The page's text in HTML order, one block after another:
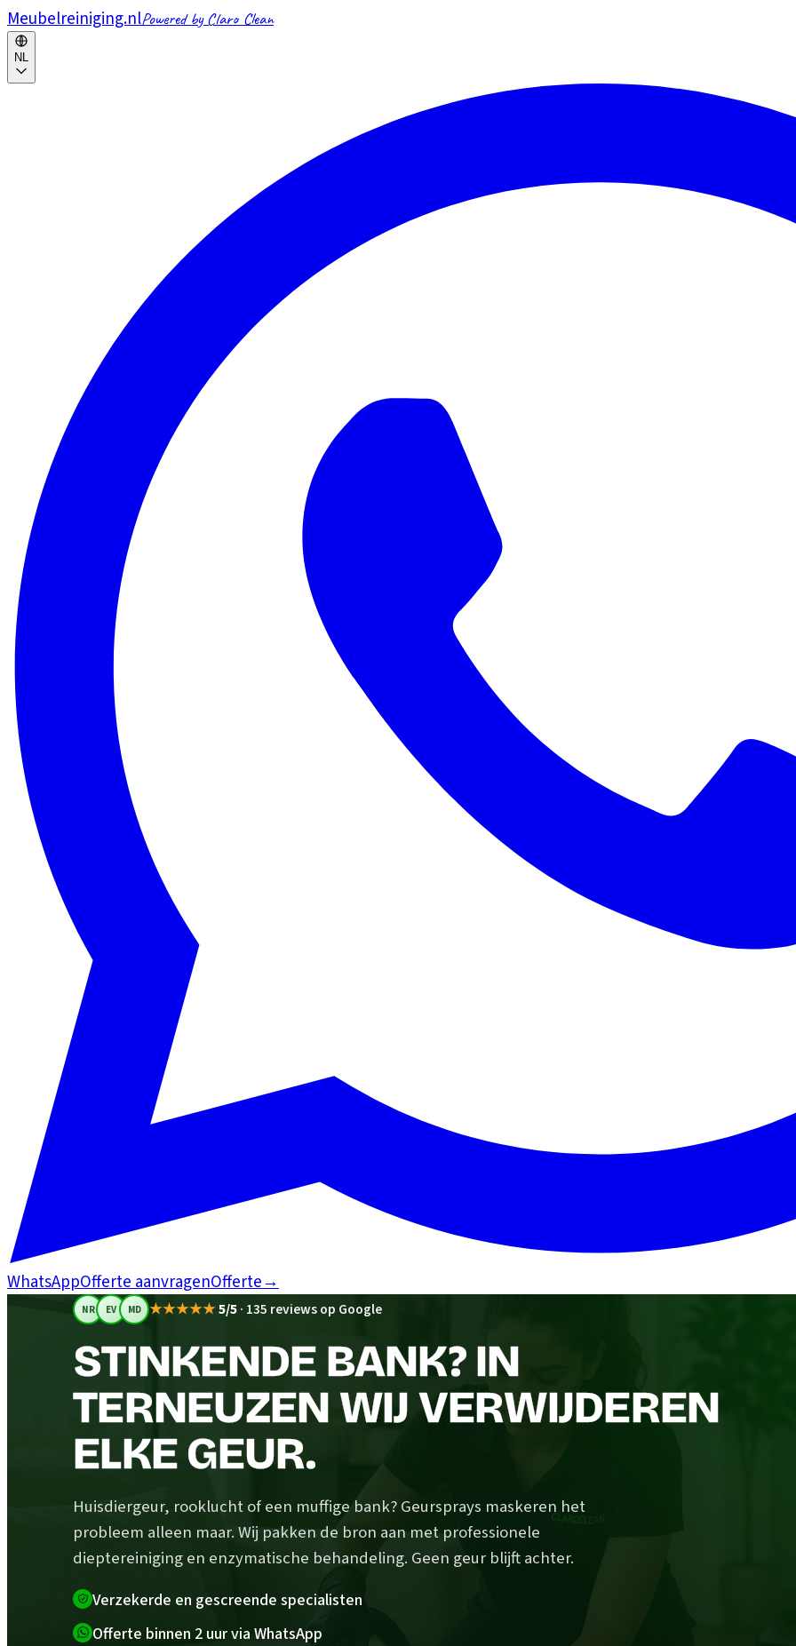
Meubelreiniging.nlPowered by Claro Clean
NL
WhatsAppOfferte aanvragenOfferte→
NR EV MD ★★★★★5/5· 135 reviews op Google
STINKENDE BANK? IN
TERNEUZEN WIJ VERWIJDEREN
ELKE GEUR.
Huisdiergeur, rooklucht of een muffige bank? Geursprays maskeren het
probleem alleen maar. Wij pakken de bron aan met professionele
dieptereiniging en enzymatische behandeling. Geen geur blijft achter.
Verzekerde en gescreende specialisten
Offerte binnen 2 uur via WhatsApp